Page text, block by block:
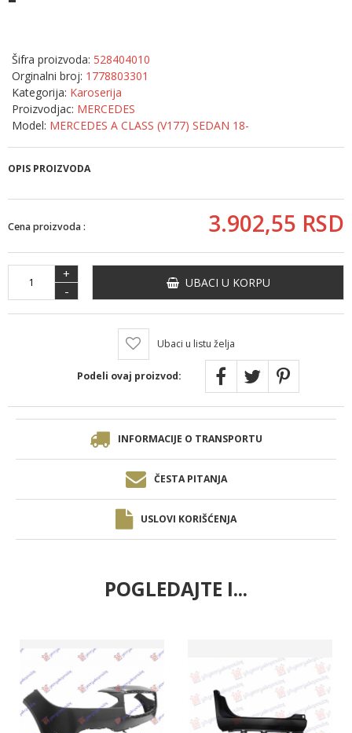
Šifra proizvoda: 528404010
Orginalni broj: 1778803301
Kategorija: Karoserija
Proizvodjac: MERCEDES
Model: MERCEDES A CLASS (V177) SEDAN 18-
OPIS PROIZVODA
Cena proizvoda : 3.902,55 RSD
+
-
UBACI U KORPU
Ubaci u listu želja
Podeli ovaj proizvod:
INFORMACIJE O TRANSPORTU
ČESTA PITANJA
USLOVI KORIŠĆENJA
POGLEDAJTE I...